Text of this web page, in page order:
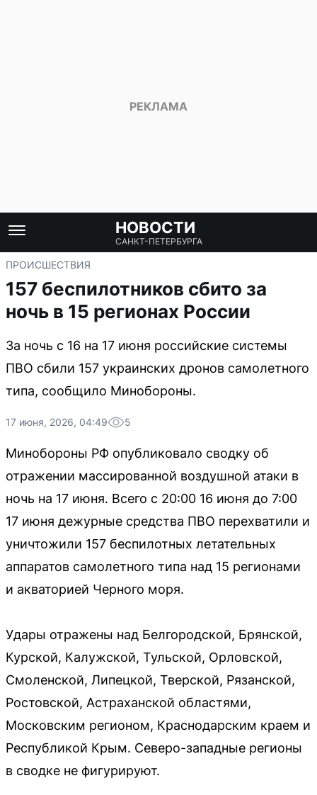
НОВОСТИ
САНКТ-ПЕТЕРБУРГА
ПРОИСШЕСТВИЯ
157 беспилотников сбито за
ночь в 15 регионах России
За ночь с 16 на 17 июня российские системы
ПВО сбили 157 украинских дронов самолетного
типа, сообщило Минобороны.
17 июня, 2026, 04:49 5
Минобороны РФ опубликовало сводку об
отражении массированной воздушной атаки в
ночь на 17 июня. Всего с 20:00 16 июня до 7:00
17 июня дежурные средства ПВО перехватили и
уничтожили 157 беспилотных летательных
аппаратов самолетного типа над 15 регионами
и акваторией Черного моря.
Удары отражены над Белгородской, Брянской,
Курской, Калужской, Тульской, Орловской,
Смоленской, Липецкой, Тверской, Рязанской,
Ростовской, Астраханской областями,
Московским регионом, Краснодарским краем и
Республикой Крым. Северо-западные регионы
в сводке не фигурируют.